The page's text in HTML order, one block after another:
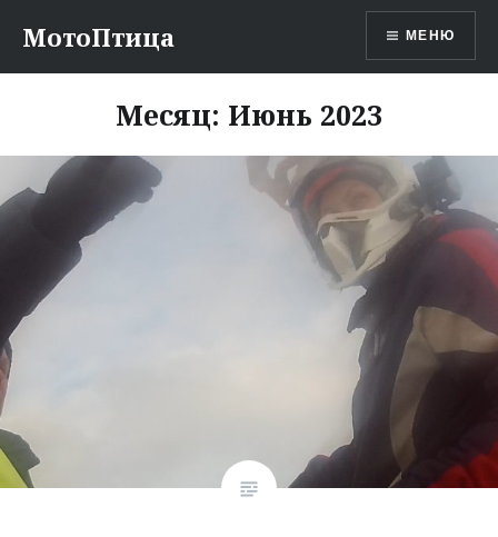
содержимому
МотоПтица МЕНЮ
Месяц: Июнь 2023